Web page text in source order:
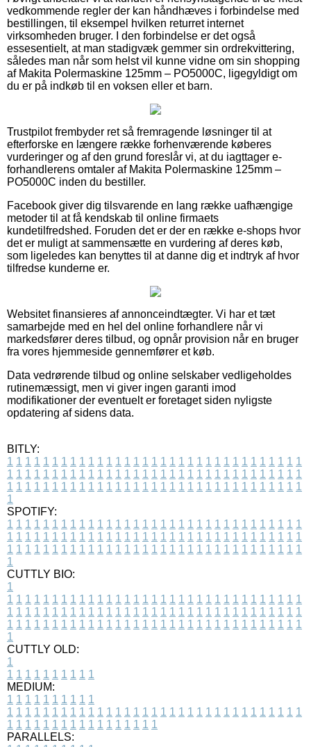
vedkommende regler der kan håndhæves i forbindelse med
bestillingen, til eksempel hvilken returret internet
virksomheden bruger. I den forbindelse er det også
essesentielt, at man stadigvæk gemmer sin ordrekvittering,
således man når som helst vil kunne vidne om sin shopping
af Makita Polermaskine 125mm – PO5000C, ligegyldigt om
du er på indkøb til en voksen eller et barn.
Trustpilot frembyder ret så fremragende løsninger til at
efterforske en længere række forhenværende køberes
vurderinger og af den grund foreslår vi, at du iagttager e-
forhandlerens omtaler af Makita Polermaskine 125mm –
PO5000C inden du bestiller.
Facebook giver dig tilsvarende en lang række uafhængige
metoder til at få kendskab til online firmaets
kundetilfredshed. Foruden det er der en række e-shops hvor
det er muligt at sammensætte en vurdering af deres køb,
som ligeledes kan benyttes til at danne dig et indtryk af hvor
tilfredse kunderne er.
Websitet finansieres af annonceindtægter. Vi har et tæt
samarbejde med en hel del online forhandlere når vi
markedsfører deres tilbud, og opnår provision når en bruger
fra vores hjemmeside gennemfører et køb.
Data vedrørende tilbud og online selskaber vedligeholdes
rutinemæssigt, men vi giver ingen garanti imod
modifikationer der eventuelt er foretaget siden nyligste
opdatering af sidens data.
BITLY:
1 1 1 1 1 1 1 1 1 1 1 1 1 1 1 1 1 1 1 1 1 1 1 1 1 1 1 1 1 1 1 1 1
1 1 1 1 1 1 1 1 1 1 1 1 1 1 1 1 1 1 1 1 1 1 1 1 1 1 1 1 1 1 1 1 1
1 1 1 1 1 1 1 1 1 1 1 1 1 1 1 1 1 1 1 1 1 1 1 1 1 1 1 1 1 1 1 1 1
1
SPOTIFY:
1 1 1 1 1 1 1 1 1 1 1 1 1 1 1 1 1 1 1 1 1 1 1 1 1 1 1 1 1 1 1 1 1
1 1 1 1 1 1 1 1 1 1 1 1 1 1 1 1 1 1 1 1 1 1 1 1 1 1 1 1 1 1 1 1 1
1 1 1 1 1 1 1 1 1 1 1 1 1 1 1 1 1 1 1 1 1 1 1 1 1 1 1 1 1 1 1 1 1
1
CUTTLY BIO:
1
1 1 1 1 1 1 1 1 1 1 1 1 1 1 1 1 1 1 1 1 1 1 1 1 1 1 1 1 1 1 1 1 1
1 1 1 1 1 1 1 1 1 1 1 1 1 1 1 1 1 1 1 1 1 1 1 1 1 1 1 1 1 1 1 1 1
1 1 1 1 1 1 1 1 1 1 1 1 1 1 1 1 1 1 1 1 1 1 1 1 1 1 1 1 1 1 1 1 1
1
CUTTLY OLD:
1
1 1 1 1 1 1 1 1 1 1
MEDIUM:
1 1 1 1 1 1 1 1 1 1
1 1 1 1 1 1 1 1 1 1 1 1 1 1 1 1 1 1 1 1 1 1 1 1 1 1 1 1 1 1 1 1 1
1 1 1 1 1 1 1 1 1 1 1 1 1 1 1 1 1
PARALLELS: